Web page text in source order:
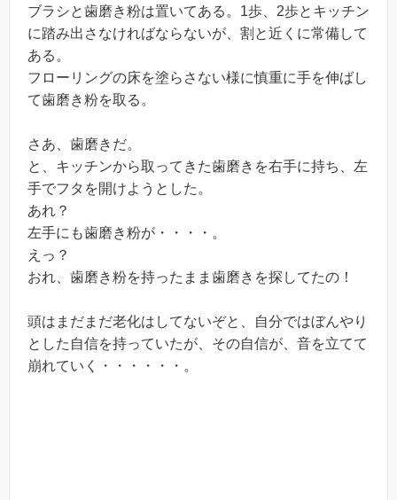
ブラシと歯磨き粉は置いてある。1歩、2歩とキッチン
に踏み出さなければならないが、割と近くに常備して
ある。
フローリングの床を塗らさない様に慎重に手を伸ばし
て歯磨き粉を取る。
さあ、歯磨きだ。
と、キッチンから取ってきた歯磨きを右手に持ち、左
手でフタを開けようとした。
あれ？
左手にも歯磨き粉が・・・・。
えっ？
おれ、歯磨き粉を持ったまま歯磨きを探してたの！
頭はまだまだ老化はしてないぞと、自分ではぼんやり
とした自信を持っていたが、その自信が、音を立てて
崩れていく・・・・・・。